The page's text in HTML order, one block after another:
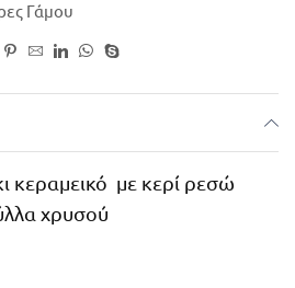
Γάμου
κεραμεικό με κερί ρεσώ
χρυσού